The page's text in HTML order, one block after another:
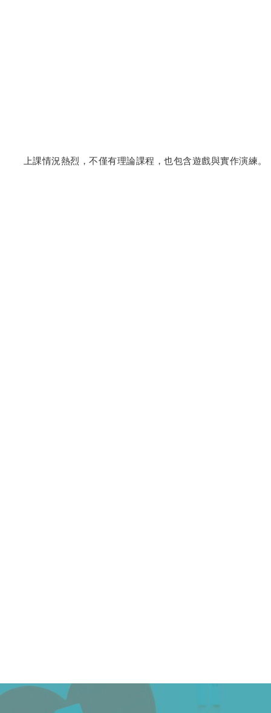
上課情況熱烈，不僅有理論課程，也包含遊戲與實作演練